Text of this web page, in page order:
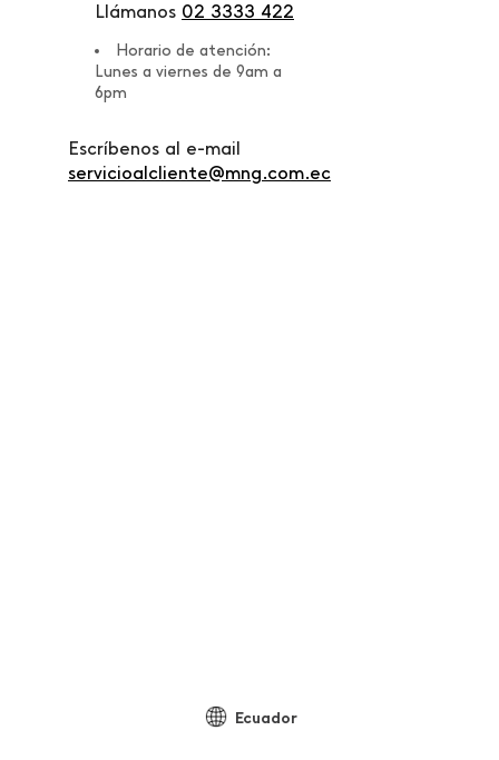
Llámanos 02 3333 422
Horario de atención:
Lunes a viernes de 9am a
6pm
Escríbenos al e-mail
servicioalcliente@mng.com.ec
Ecuador